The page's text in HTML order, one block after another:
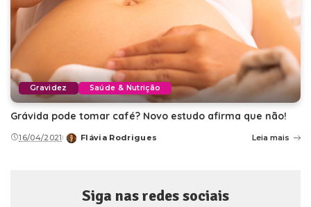
Gravidez Saúde & Nutrição
Grávida pode tomar café? Novo estudo afirma que não!
16/04/2021
Posted
Flávia Rodrigues Leia mais
Siga nas redes sociais